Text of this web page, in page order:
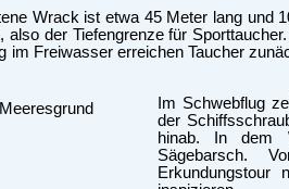
Wrack ist etwa 45 Meter lang und
also der Tiefengrenze für
im Freiwasser erreichen Taucher
Im Schwebflug
der
hinab. In dem
Sägebarsch.
Erkundungstour